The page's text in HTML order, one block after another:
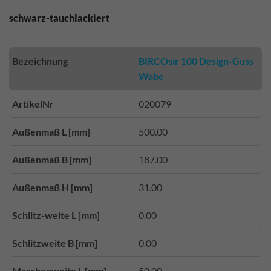
schwarz-tauchlackiert
Bezeichnung
BIRCOsir 100 Design-Guss
Wabe
ArtikelNr 020079
Außenmaß L [mm] 500.00
Außenmaß B [mm] 187.00
Außenmaß H [mm] 31.00
Schlitz-weite L [mm] 0.00
Schlitzweite B [mm] 0.00